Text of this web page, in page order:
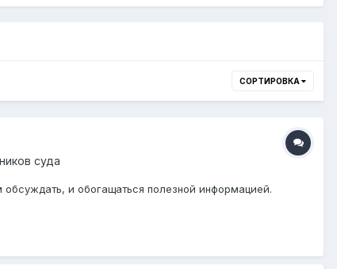
СОРТИРОВКА
суда
и обогащаться полезной информацией.